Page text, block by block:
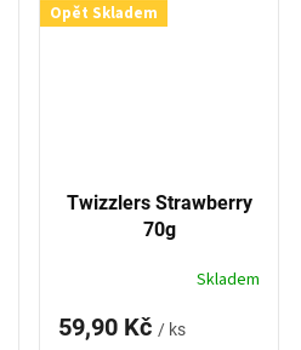
Opět Skladem
Twizzlers Strawberry
70g
Skladem
59,90 Kč / ks